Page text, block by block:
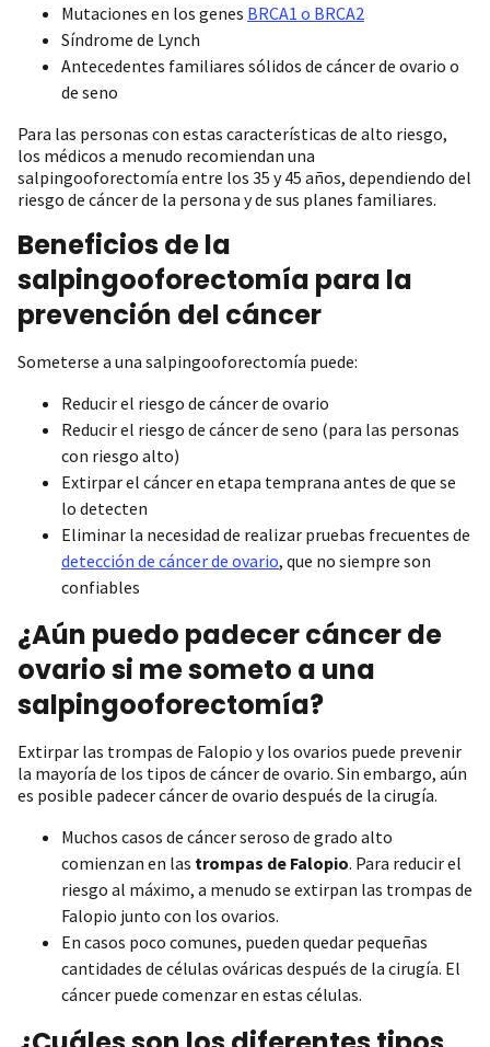
Mutaciones en los genes BRCA1 o BRCA2
Síndrome de Lynch
Antecedentes familiares sólidos de cáncer de ovario o
de seno
Para las personas con estas características de alto riesgo,
los médicos a menudo recomiendan una
salpingooforectomía entre los 35 y 45 años, dependiendo del
riesgo de cáncer de la persona y de sus planes familiares.
Beneficios de la
salpingooforectomía para la
prevención del cáncer
Someterse a una salpingooforectomía puede:
Reducir el riesgo de cáncer de ovario
Reducir el riesgo de cáncer de seno (para las personas
con riesgo alto)
Extirpar el cáncer en etapa temprana antes de que se
lo detecten
Eliminar la necesidad de realizar pruebas frecuentes de
detección de cáncer de ovario, que no siempre son
confiables
¿Aún puedo padecer cáncer de
ovario si me someto a una
salpingooforectomía?
Extirpar las trompas de Falopio y los ovarios puede prevenir
la mayoría de los tipos de cáncer de ovario. Sin embargo, aún
es posible padecer cáncer de ovario después de la cirugía.
Muchos casos de cáncer seroso de grado alto
comienzan en las trompas de Falopio. Para reducir el
riesgo al máximo, a menudo se extirpan las trompas de
Falopio junto con los ovarios.
En casos poco comunes, pueden quedar pequeñas
cantidades de células ováricas después de la cirugía. El
cáncer puede comenzar en estas células.